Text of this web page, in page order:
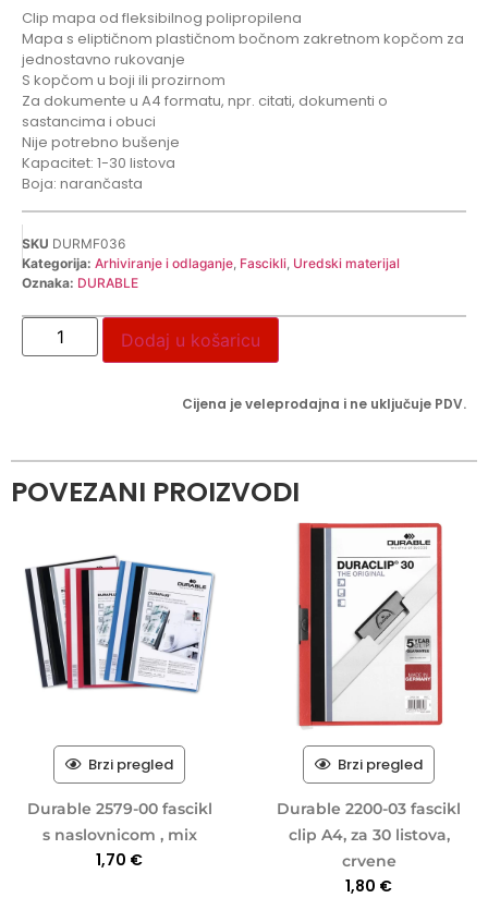
Clip mapa od fleksibilnog polipropilena
Mapa s eliptičnom plastičnom bočnom zakretnom kopčom za
jednostavno rukovanje
S kopčom u boji ili prozirnom
Za dokumente u A4 formatu, npr. citati, dokumenti o
sastancima i obuci
Nije potrebno bušenje
Kapacitet: 1-30 listova
Boja: narančasta
SKU DURMF036
Kategorija: Arhiviranje i odlaganje Fascikli Uredski materijal
Oznaka: DURABLE
Dodaj u košaricu
Cijena je veleprodajna i ne uključuje PDV.
POVEZANI PROIZVODI
Brzi pregled
Durable 2579-00 fascikl
s naslovnicom , mix
1,70 €
Brzi pregled
Durable 2200-03 fascikl
clip A4, za 30 listova,
crvene
1,80 €